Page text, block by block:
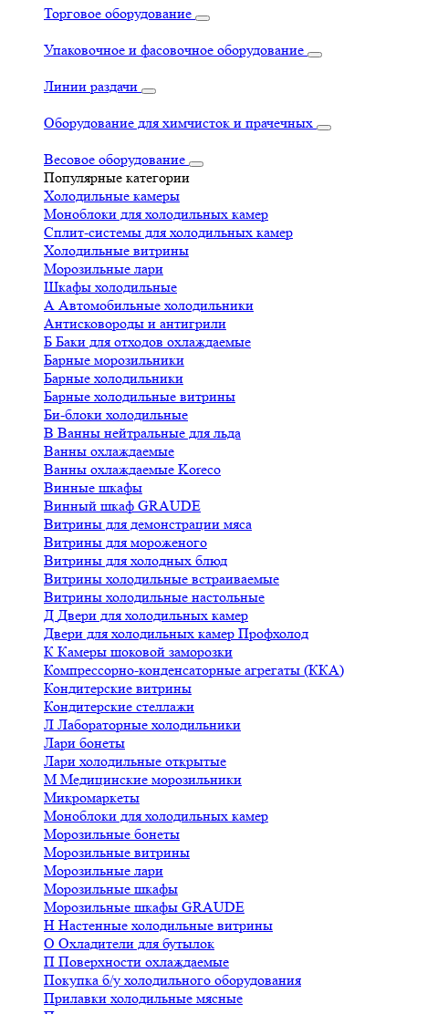
Торговое оборудование
Упаковочное и фасовочное оборудование
Линии раздачи
Оборудование для химчисток и прачечных
Весовое оборудование
Популярные категории
Холодильные камеры
Моноблоки для холодильных камер
Сплит-системы для холодильных камер
Холодильные витрины
Морозильные лари
Шкафы холодильные
А Автомобильные холодильники
Антисковороды и антигрили
Б Баки для отходов охлаждаемые
Барные морозильники
Барные холодильники
Барные холодильные витрины
Би-блоки холодильные
В Ванны нейтральные для льда
Ванны охлаждаемые
Ванны охлаждаемые Koreco
Винные шкафы
Винный шкаф GRAUDE
Витрины для демонстрации мяса
Витрины для мороженого
Витрины для холодных блюд
Витрины холодильные встраиваемые
Витрины холодильные настольные
Д Двери для холодильных камер
Двери для холодильных камер Профхолод
К Камеры шоковой заморозки
Компрессорно-конденсаторные агрегаты (ККА)
Кондитерские витрины
Кондитерские стеллажи
Л Лабораторные холодильники
Лари бонеты
Лари холодильные открытые
М Медицинские морозильники
Микромаркеты
Моноблоки для холодильных камер
Морозильные бонеты
Морозильные витрины
Морозильные лари
Морозильные шкафы
Морозильные шкафы GRAUDE
Н Настенные холодильные витрины
О Охладители для бутылок
П Поверхности охлаждаемые
Покупка б/у холодильного оборудования
Прилавки холодильные мясные